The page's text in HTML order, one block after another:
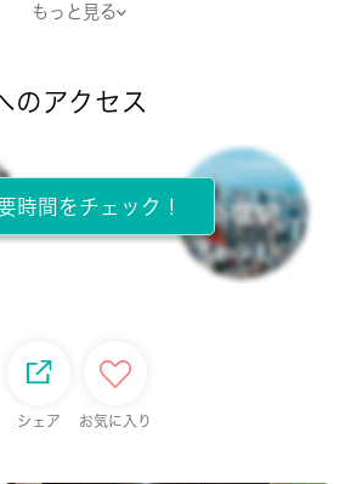
もっと見る
のアクセス
時間をチェック！
シェア お気に入り